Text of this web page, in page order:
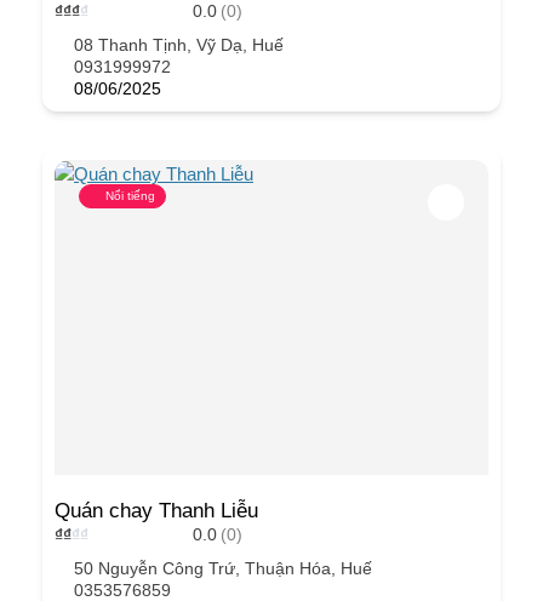
₫₫₫₫ 0.0 (0)
08 Thanh Tịnh, Vỹ Dạ, Huế
0931999972
08/06/2025
Nổi tiếng
Quán chay Thanh Liễu
₫₫₫₫ 0.0 (0)
50 Nguyễn Công Trứ, Thuận Hóa, Huế
0353576859